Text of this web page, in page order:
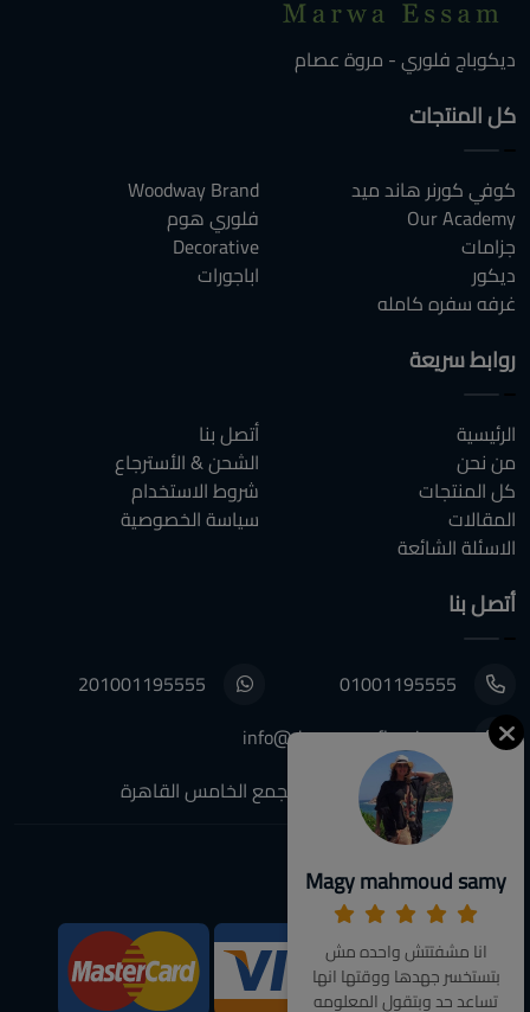
ديكوباج فلوري - مروة عصام
كل المنتجات
كوفي كورنر هاند ميد
Our Academy
جزامات
ديكور
غرفه سفره كامله
Woodway Brand
فلوري هوم
Decorative
اباجورات
روابط سريعة
الرئيسية
من نحن
كل المنتجات
المقالات
الاسئلة الشائعة
أتصل بنا
الشحن & الأسترجاع
شروط الاستخدام
سياسة الخصوصية
أتصل بنا
01001195555
201001195555
info@decoupagefleuri.com
٨٨ النرجس عمارات, التجمع الخامس القاهرة
We Accept:
تابعونا:
Magy mahmoud samy
انا مشفتتش واحده مش
بتستخسر جهدها ووقتها انها
تساعد حد وبتقول المعلومه